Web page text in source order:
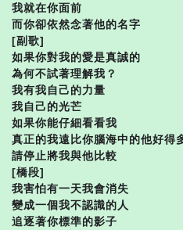
我就在你面前
而你卻依然念著他的名字
[副歌]
如果你對我的愛是真誠的
為何不試著理解我？
我有我自己的力量
我自己的光芒
如果你能仔細看看我
真正的我遠比你腦海中的他好得
請停止將我與他比較
[橋段]
我害怕有一天我會消失
變成一個我不認識的人
追逐著你標準的影子